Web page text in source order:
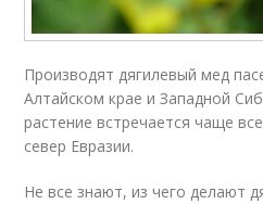
Производят дягилевый мед
Алтайском крае и Западной
растение встречается чаще
север Евразии.
Не все знают, из чего делают